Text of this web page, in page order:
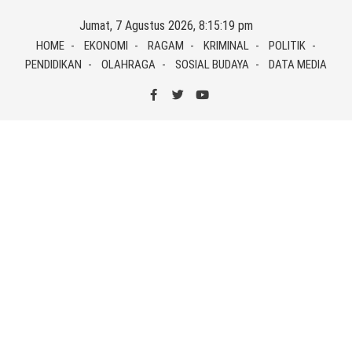
content
Jumat, 7 Agustus 2026, 8:15:21 pm
HOME EKONOMI RAGAM KRIMINAL
POLITIK
PENDIDIKAN
OLAHRAGA SOSIAL BUDAYA DATA MEDIA